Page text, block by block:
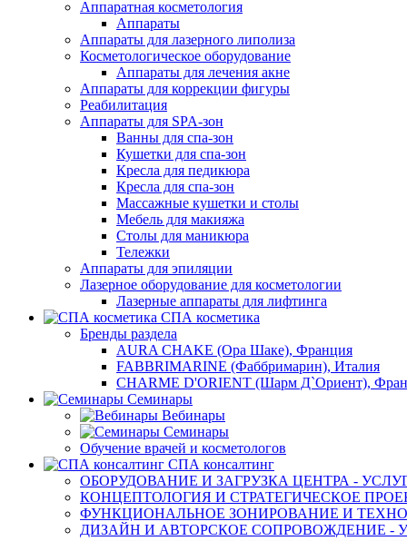
Аппаратная косметология
Аппараты
Аппараты для лазерного липолиза
Косметологическое оборудование
Аппараты для лечения акне
Аппараты для коррекции фигуры
Реабилитация
Аппараты для SPA-зон
Ванны для спа-зон
Кушетки для спа-зон
Кресла для педикюра
Кресла для спа-зон
Массажные кушетки и столы
Мебель для макияжа
Столы для маникюра
Тележки
Аппараты для эпиляции
Лазерное оборудование для косметологии
Лазерные аппараты для лифтинга
СПА косметика
Бренды раздела
AURA CHAKE (Ора Шаке), Франция
FABBRIMARINE (Фаббримарин), Италия
CHARME D'ORIENT (Шарм Д`Ориент),
Семинары
Вебинары
Семинары
Обучение врачей и косметологов
СПА консалтинг
ОБОРУДОВАНИЕ И ЗАГРУЗКА ЦЕНТРА -
КОНЦЕПТОЛОГИЯ И СТРАТЕГИЧЕСКОЕ
ФУНКЦИОНАЛЬНОЕ ЗОНИРОВАНИЕ И
ДИЗАЙН И АВТОРСКОЕ СОПРОВОЖДЕНИЕ -